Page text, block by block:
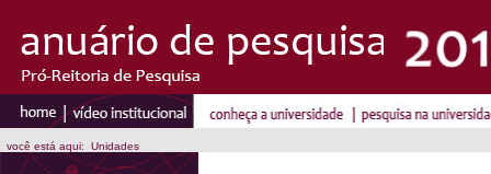
você está aqui: Unidades